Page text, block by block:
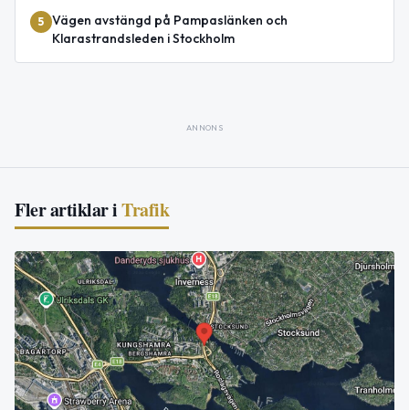
5 Vägen avstängd på Pampaslänken och
Klarastrandsleden i Stockholm
ANNONS
Fler artiklar iTrafik